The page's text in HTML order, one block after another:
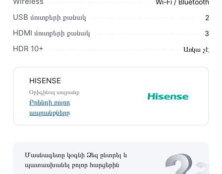
Մեր պրոֆեսիոնալ մենեջերները կմշակեն պատվերը և
կկապվեն ձեզ հետ՝ համաձայնեցնելու առաքման
պայմանները։ Նախքան առցանց պատվեր տեղադրելը,
խորհուրդ ենք տալիս կարդալ նկարագրությունը,
Տվյալ ապրանքը սետիֆիկացված է և համպատասխանում է
բոլոր ստանդարտներին։ Գնված ապրանքի վերադարձը
կատարվում է 14 օրվա ընթացքում:
Wi-Fi / Bluetooth
USB մուտքերի քանակ 2
HDMI մուտքերի քանակ 3
HDR 10+ Առկա չէ
HISENSE
Օրիգինալ ապրանք
Բրենդի բոլոր
ապրանքները
Մասնագետը կօգնի Ձեզ ընտրել և
պատասխանել բոլոր հարցերին